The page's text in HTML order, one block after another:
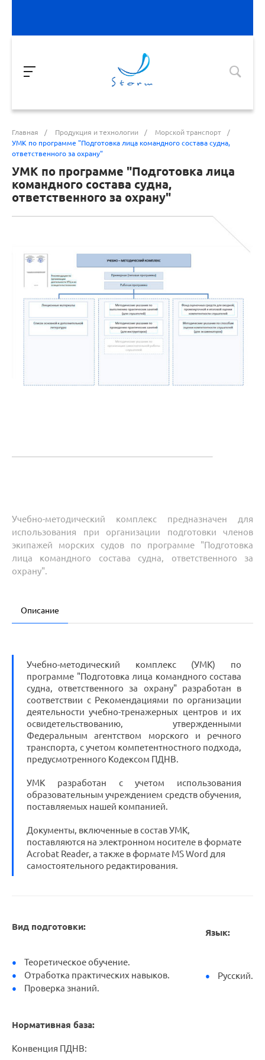
Главная / Продукция и технологии / Морской транспорт
/
УМК по программе "Подготовка лица командного состава судна,
ответственного за охрану"
УМК по программе "Подготовка лица
командного состава судна,
ответственного за охрану"
Учебно-методический комплекс предназначен для
использования при организации подготовки членов
экипажей морских судов по программе "Подготовка
лица командного состава судна, ответственного за
охрану".
Описание
Учебно-методический комплекс (УМК) по
программе "Подготовка лица командного состава
судна, ответственного за охрану" разработан в
соответствии с Рекомендациями по организации
деятельности учебно-тренажерных центров и их
освидетельствованию, утвержденными
Федеральным агентством морского и речного
транспорта, с учетом компетентностного подхода,
предусмотренного Кодексом ПДНВ.
УМК разработан с учетом использования
образовательным учреждением средств обучения,
поставляемых нашей компанией.
Документы, включенные в состав УМК,
поставляются на электронном носителе в формате
Acrobat Reader, а также в формате MS Word для
самостоятельного редактирования.
Вид подготовки:
Язык:
Теоретическое обучение.
Отработка практических навыков.
Проверка знаний.
Русский.
Нормативная база:
Конвенция ПДНВ: